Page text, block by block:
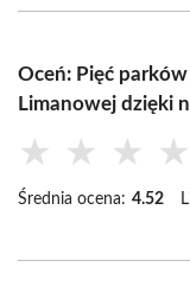
Oceń: Pięć
Limanowej dzięki
★ ★ ★ ★
Średnia ocena: 4.52